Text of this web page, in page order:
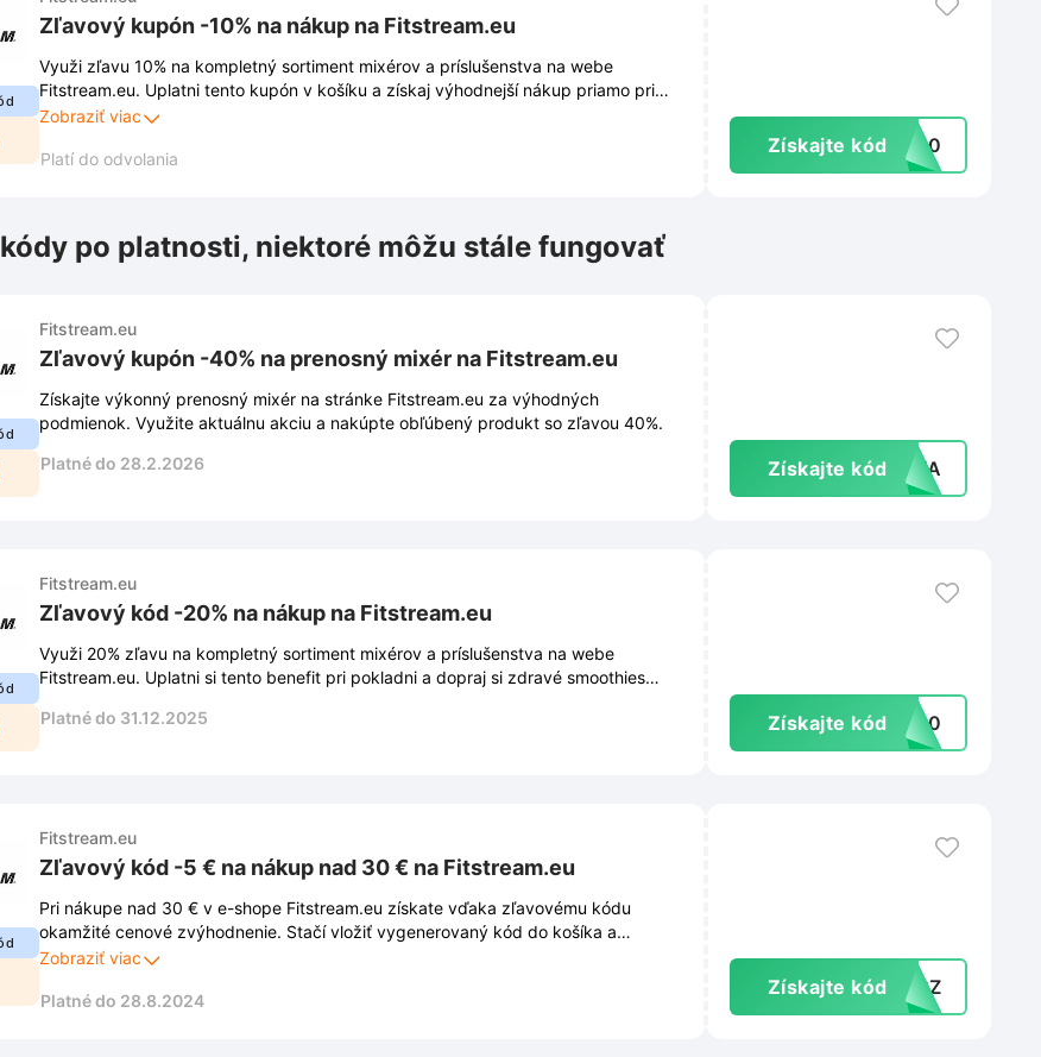
Zľavový kupón -10% na nákup na Fitstream.eu
Využi zľavu 10% na kompletný sortiment mixérov a príslušenstva na webe
Fitstream.eu. Uplatni tento kupón v košíku a získaj výhodnejší nákup priamo pri
objednávke.
Zobraziť viac
Platí do odvolania
Získajte kód er10
po platnosti, niektoré môžu stále fungovať
Fitstream.eu
Zľavový kupón -40% na prenosný mixér na Fitstream.eu
Získajte výkonný prenosný mixér na stránke Fitstream.eu za výhodných
podmienok. Využite aktuálnu akciu a nakúpte obľúbený produkt so zľavou 40%.
Platné do 28.2.2026
Získajte kódENTA
Fitstream.eu
Zľavový kód -20% na nákup na Fitstream.eu
Využi 20% zľavu na kompletný sortiment mixérov a príslušenstva na webe
Fitstream.eu. Uplatni si tento benefit pri pokladni a dopraj si zdravé smoothies
Platné do 31.12.2025
Získajte kód IT20
Fitstream.eu
Zľavový kód -5 € na nákup nad 30 € na Fitstream.eu
Pri nákupe nad 30 € v e-shope Fitstream.eu získate vďaka zľavovému kódu
okamžité cenové zvýhodnenie. Stačí vložiť vygenerovaný kód do košíka a
výsledná suma sa automaticky zníži o 5 €.
Zobraziť viac
Platné do 28.8.2024
Získajte kód EU2Z